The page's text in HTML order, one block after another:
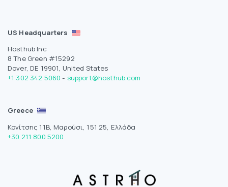
US Headquarters
Hosthub Inc
8 The Green #15292
Dover, DE 19901, United States
+1 302 342 5060 - support@hosthub.com
Greece
Κονίτσης 11Β, Μαρούσι, 151 25, Ελλάδα
+30 211 800 5200